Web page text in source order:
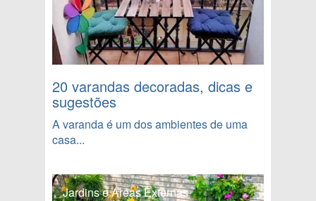
20 varandas decoradas, dicas e
sugestões
A varanda é um dos ambientes de uma
casa...
Jardins e Áreas Externas